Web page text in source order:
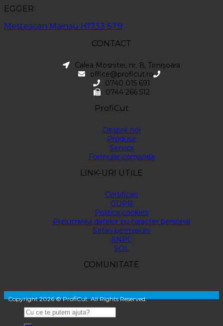
EGGER
Mesteacan Mainau H1733 ST9
CONTACT
Calea Mosnitei, nr. 8, Timișoara
office@proficut.ro
0740 015 691
0744 266 512
ProfiCut
Despre noi
Produse
Servicii
Formular comanda
LINK-URI UTILE
Certificari
GDPR
Politica cookies
Prelucrarea datelor cu caracter personal
Setari permisiuni
ANPC
SOL
COMUNITATE
Copyright 2026 © ProfiCut. All Rights Reserved.